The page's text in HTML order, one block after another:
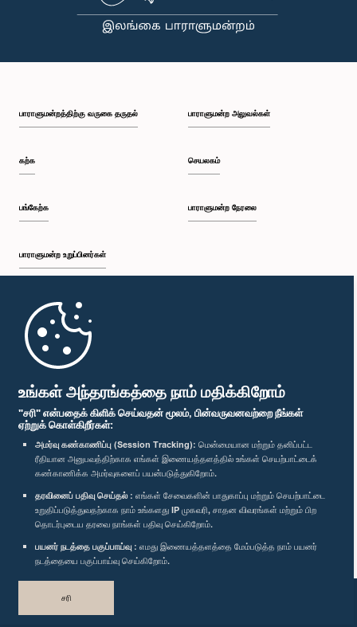
உங்கள் அந்தரங்கத்தை நாம் மதிக்கிறோம்
"சரி" என்பதைக் கிளிக் செய்வதன் மூலம், பின்வருவனவற்றை நீங்கள்
ஏற்றுக் கொள்கிறீர்கள்:
அமர்வு கண்காணிப்பு (Session Tracking): மென்மையான மற்றும் தனிப்பட்ட
ரீதியான அனுபவத்திற்காக எங்கள் இணையத்தளத்தில் உங்கள் செயற்பாட்டைக்
கண்காணிக்க அமர்வுகளைப் பயன்படுத்துகிறோம்.
தரவினைப் பதிவு செய்தல் : எங்கள் சேவைகளின் பாதுகாப்பு மற்றும் செயற்பாட்டை
உறுதிப்படுத்துவதற்காக நாம் உங்களது IP முகவரி, சாதன விவரங்கள் மற்றும் பிற
தொடர்புடைய தரவை நாங்கள் பதிவு செய்கிறோம்.
பயனர் நடத்தை பகுப்பாய்வு : எமது இணையத்தளத்தை மேம்படுத்த நாம் பயனர்
நடத்தையை பகுப்பாய்வு செய்கிறோம்.
சரி
பாராளுமன்றத்திற்கு வருகை தருதல்
கற்க
பங்கேற்க
பாராளுமன்ற உறுப்பினர்கள்
முதற்பக்கம்
பாராளுமன்ற அலுவல்கள்
செயலகம்
பாராளுமன்ற நேரலை
பாராளுமன்ற கையடக்க செயலி
எம்மை பின்தொடர்க :
விருதுகள்
தனியுரிமைக் கொள்கை